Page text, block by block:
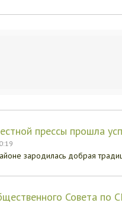
прессы прошла
зародилась добрая
Совета по